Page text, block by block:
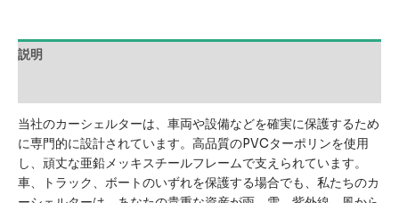
説明
当社のカーシェルターは、車両や設備などを確実に保護するため
に専門的に設計されています。高品質のPVCターポリンを使用
し、頑丈な亜鉛メッキスチールフレームで支えられています。
車、トラック、ボートのいずれを保護する場合でも、私たちのカ